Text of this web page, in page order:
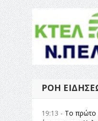
ΡΟΉ
19:13 - Το πρώτο